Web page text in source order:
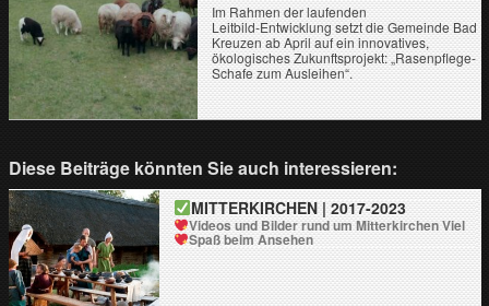
Im Rahmen der laufenden
Leitbild‑Entwicklung setzt die Gemeinde Bad
Kreuzen ab April auf ein innovatives,
ökologisches Zukunftsprojekt: „Rasenpflege-
Schafe zum Ausleihen“.
Diese Beiträge könnten Sie auch interessieren:
MITTERKIRCHEN | 2017-2023
Videos und Bilder rund um MitterkirchenViel
Spaß beim Ansehen